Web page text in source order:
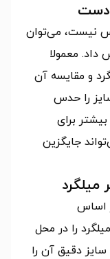
دست
نیست، می‌توان
معمولا
و مقایسه آن
را حدس
برای
جایگزین
میلگرد
اساس
را در محل
دقیق آن را